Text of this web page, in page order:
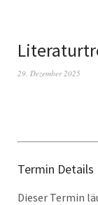
29. Dezember 2025
Termin Details
Dieser Termin